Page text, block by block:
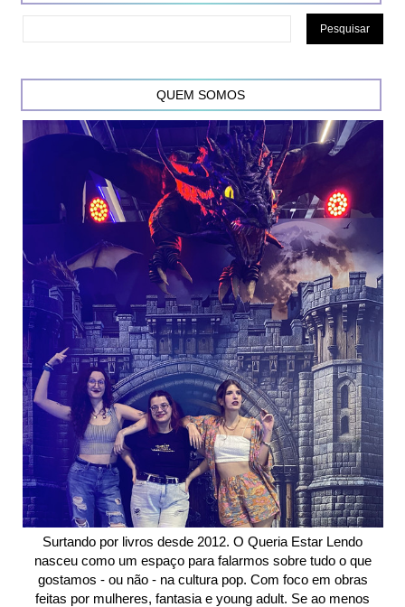
QUEM SOMOS
Surtando por livros desde 2012. O Queria Estar Lendo
nasceu como um espaço para falarmos sobre tudo o que
gostamos - ou não - na cultura pop. Com foco em obras
feitas por mulheres, fantasia e young adult. Se ao menos